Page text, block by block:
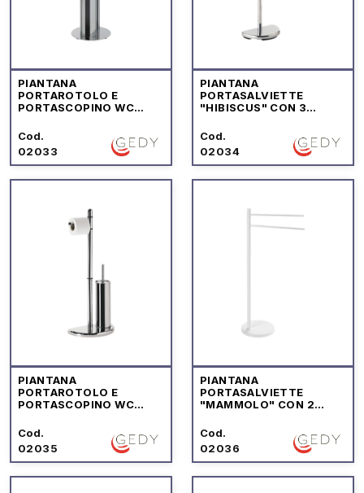
PIANTANA
PORTAROTOLO E
PORTASCOPINO WC
Cod.
02033
PIANTANA
PORTASALVIETTE
"HIBISCUS" CON 3
Cod.
02034
PIANTANA
PORTAROTOLO E
PORTASCOPINO WC
Cod.
02035
PIANTANA
PORTASALVIETTE
"MAMMOLO" CON 2
Cod.
02036